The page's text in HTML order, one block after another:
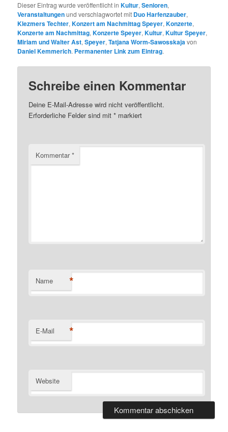
Dieser Eintrag wurde veröffentlicht inKultur,Senioren,
Veranstaltungenund verschlagwortet mit Duo Harfenzauber,
Klezmers Techter,Konzert am Nachmittag Speyer,Konzerte,
Konzerte am Nachmittag,Konzerte Speyer,Kultur,Kultur Speyer,
Miriam und Walter Ast,Speyer,Tatjana Worm-Sawosskajavon
Daniel Kemmerich. Permanenter Link zum Eintrag.
Schreibe einen Kommentar
Deine E-Mail-Adresse wird nicht veröffentlicht.
Erforderliche Felder sind mit* markiert
Kommentar*
Name *
E-Mail *
Website